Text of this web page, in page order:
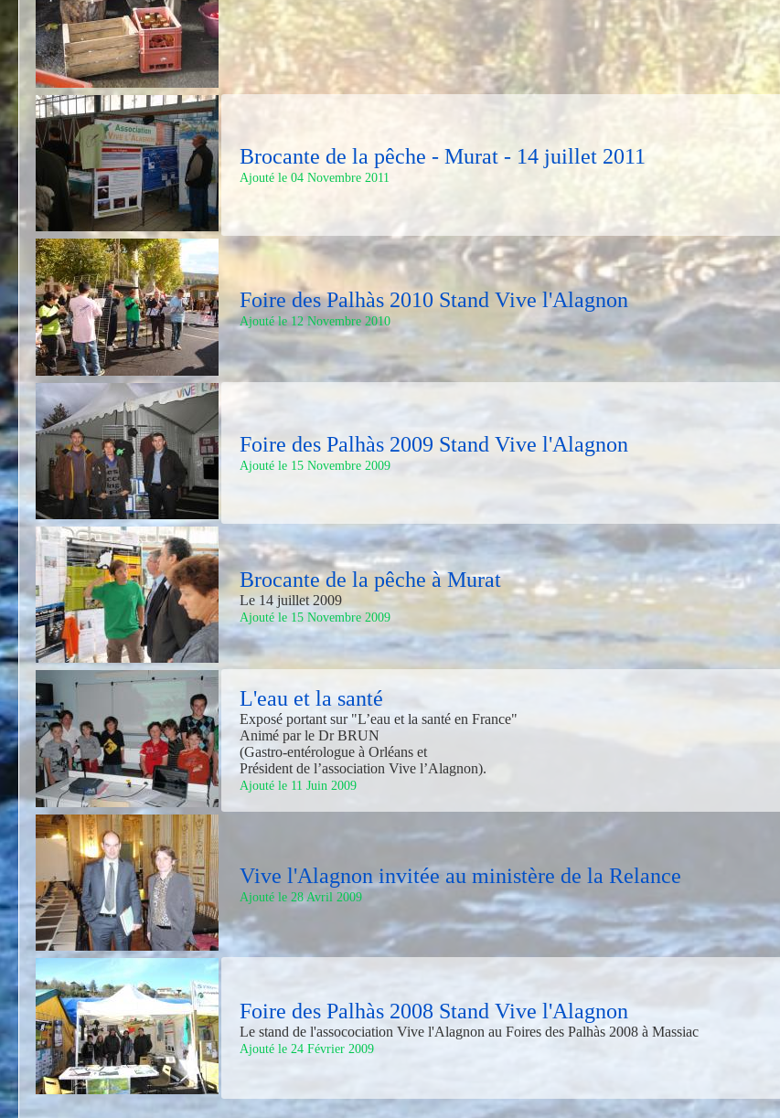
Brocante de la pêche - Murat - 14 juillet 2011
Ajouté le 04 Novembre 2011
Foire des Palhàs 2010 Stand Vive l'Alagnon
Ajouté le 12 Novembre 2010
Foire des Palhàs 2009 Stand Vive l'Alagnon
Ajouté le 15 Novembre 2009
Brocante de la pêche à Murat
Le 14 juillet 2009
Ajouté le 15 Novembre 2009
L'eau et la santé
Exposé portant sur "L’eau et la santé en France"
Animé par le Dr BRUN
(Gastro-entérologue à Orléans et
Président de l’association Vive l’Alagnon).
Ajouté le 11 Juin 2009
Vive l'Alagnon invitée au ministère de la Relance
Ajouté le 28 Avril 2009
Foire des Palhàs 2008 Stand Vive l'Alagnon
Le stand de l'assocociation Vive l'Alagnon au Foires des Palhàs 2008 à Massiac
Ajouté le 24 Février 2009